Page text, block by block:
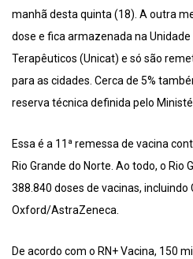
manhã desta quinta (18). A outra
dose e fica armazenada na
Terapêuticos (Unicat) e só são
para as cidades. Cerca de 5%
reserva técnica definida pelo
Essa é a 11ª remessa de vacina
Rio Grande do Norte. Ao todo, o Rio
388.840 doses de vacinas, incluindo
Oxford/AstraZeneca.
De acordo com o RN+ Vacina, 150